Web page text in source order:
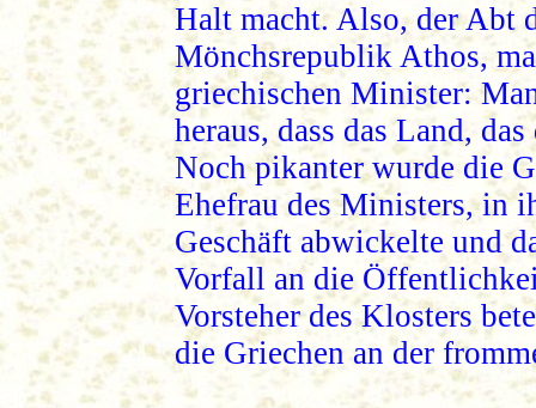
Halt macht. Also, der Abt
Mönchsrepublik Athos,
griechischen Minister:
heraus, dass das Land,
Noch pikanter wurde die
Ehefrau des Ministers, in
Geschäft abwickelte und
Vorfall an die
Vorsteher des Klosters
die Griechen an der